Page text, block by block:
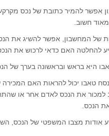
אפשר להמיר כתובת של נכס
חשוב.
של המחשבון, אפשר להשיג את
להחלטה האם כדאי לרכוש את
היא בראש ובראשונה בערך של
טאבו יכול להראות האם
למכור את הנכס לאדם אחר או
הנכס.
אודות מצבו המשפטי של הנכס,